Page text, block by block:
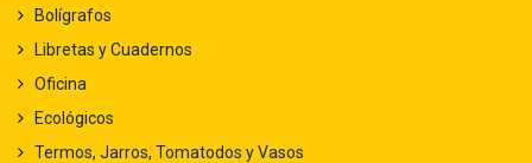
Bolígrafos
Libretas y Cuadernos
Oficina
Ecológicos
Termos, Jarros, Tomatodos y Vasos